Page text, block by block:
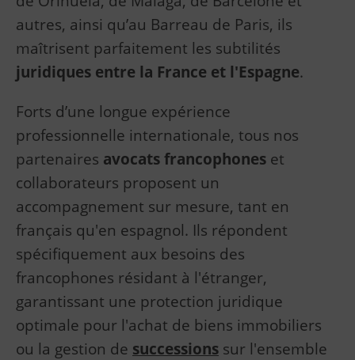
autres, ainsi qu’au Barreau de Paris, ils
maîtrisent parfaitement les subtilités
juridiques entre la France et l'Espagne.
Forts d’une longue expérience
professionnelle internationale, tous nos
partenaires avocats francophones et
collaborateurs proposent un
accompagnement sur mesure, tant en
français qu'en espagnol. Ils répondent
spécifiquement aux besoins des
francophones résidant à l'étranger,
garantissant une protection juridique
optimale pour l'achat de biens immobiliers
ou la gestion de successions sur l'ensemble